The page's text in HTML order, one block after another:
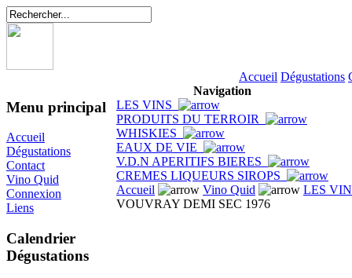
Accueil Dégustations
Menu principal
Accueil
Dégustations
Contact
Vino Quid
Connexion
Liens
Calendrier
Dégustations
Navigation
LES VINS
PRODUITS DU TERROIR
WHISKIES
EAUX DE VIE
V.D.N APERITIFS BIERES
CREMES LIQUEURS SIROPS
Accueil
Vino Quid
LES
VOUVRAY DEMI SEC 1976